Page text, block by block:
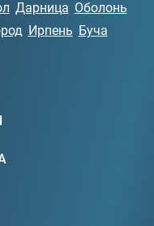
Дарница Оболонь
Ирпень Буча